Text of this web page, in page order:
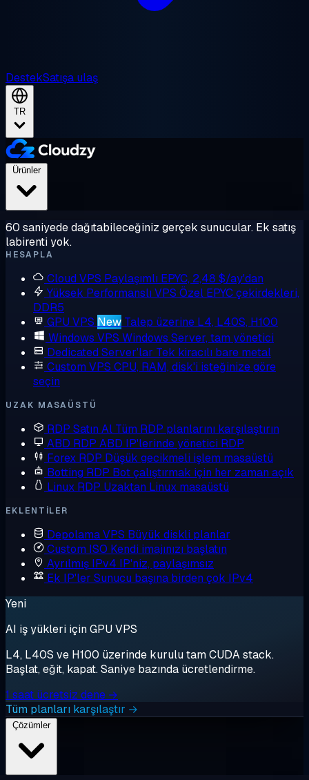
DestekSatışa ulaş
TR
Ürünler
60 saniyede dağıtabileceğiniz gerçek sunucular. Ek satış
labirenti yok.
HESAPLA
Cloud VPS Paylaşımlı EPYC, 2,48 $/ay'dan
Yüksek Performanslı VPS Özel EPYC çekirdekleri,
DDR5
GPU VPS New Talep üzerine L4, L40S, H100
Windows VPS Windows Server, tam yönetici
Dedicated Server'lar Tek kiracılı bare metal
Custom VPS CPU, RAM, disk'i isteğinize göre
seçin
UZAK MASAÜSTÜ
RDP Satın Al Tüm RDP planlarını karşılaştırın
ABD RDP ABD IP'lerinde yönetici RDP
Forex RDP Düşük gecikmeli işlem masaüstü
Botting RDP Bot çalıştırmak için her zaman açık
Linux RDP Uzaktan Linux masaüstü
EKLENTILER
Depolama VPS Büyük diskli planlar
Custom ISO Kendi imajınızı başlatın
Ayrılmış IPv4 IP'niz, paylaşımsız
Ek IP'ler Sunucu başına birden çok IPv4
Yeni
AI iş yükleri için GPU VPS
L4, L40S ve H100 üzerinde kurulu tam CUDA stack.
Başlat, eğit, kapat. Saniye bazında ücretlendirme.
1 saat ücretsiz dene →
Tüm planları karşılaştır →
Çözümler